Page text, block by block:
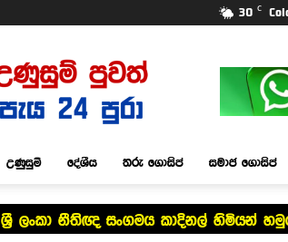
30 C
Dasatha
Lanka
News
උණුසුම් දේශීය තරු ගොසිප් සමාජ ගොසිප්
ශ්‍රී ලංකා නීතිඥ සංගමය කාදිනල් හිමියන්